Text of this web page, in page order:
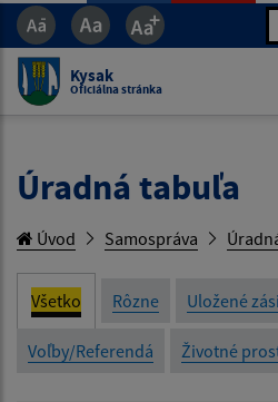
Kysak
Oficiálna stránka
Úradná tabuľa
Úvod Samospráva
Všetko Rôzne Uložené
Voľby/Referendá Životné